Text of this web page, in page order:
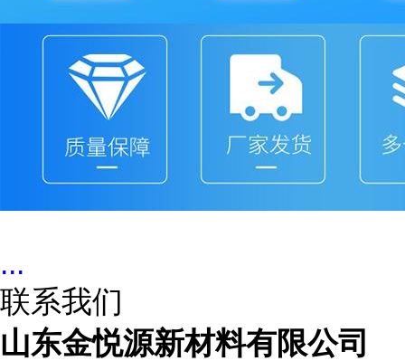
...
联系我们
山东金悦源新材料有限公司